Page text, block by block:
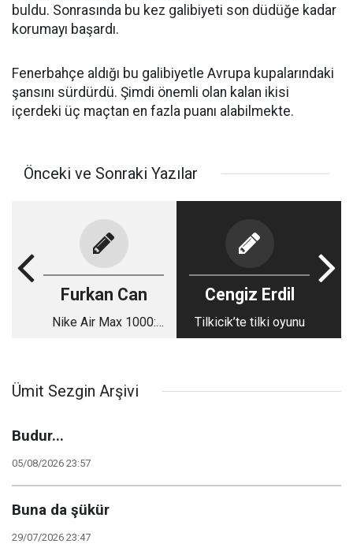
buldu. Sonrasında bu kez galibiyeti son düdüğe kadar
korumayı başardı.
Fenerbahçe aldığı bu galibiyetle Avrupa kupalarındaki
şansını sürdürdü. Şimdi önemli olan kalan ikisi
içerdeki üç maçtan en fazla puanı alabilmekte.
Önceki ve Sonraki Yazılar
Furkan Can
Nike Air Max 1000:
Cengiz Erdil
Tilkicik’te tilki oyunu
Ümit Sezgin Arşivi
Budur...
05/08/2026 23:57
Buna da şükür
29/07/2026 23:47